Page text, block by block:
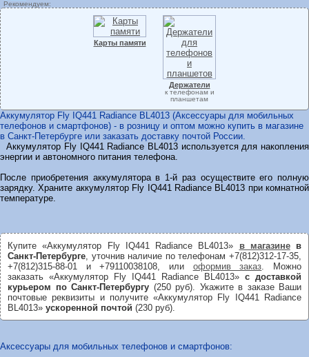
Рекомендуем:
Карты памяти
Держатели
к телефонам и
планшетам
Аккумулятор Fly IQ441 Radiance BL4013 (Аксессуары для мобильных
телефонов и смартфонов) - в розницу и оптом можно купить в магазине
в Санкт-Петербурге или заказать доставку почтой России.
Аккумулятор Fly IQ441 Radiance BL4013 используется для накопления
энергии и автономного питания телефона.
После приобретения аккумулятора в 1-й раз осуществите его полную
зарядку. Храните аккумулятор Fly IQ441 Radiance BL4013 при комнатной
температуре.
Купите «Аккумулятор Fly IQ441 Radiance BL4013» в магазинев
Санкт-Петербурге , уточнив наличие по телефонам +7(812)312-17-35,
+7(812)315-88-01 и +79110038108, или оформив заказ . Можно
заказать «Аккумулятор Fly IQ441 Radiance BL4013» с доставкой
курьером по Санкт-Петербургу (250 руб). Укажите в заказе Ваши
почтовые реквизиты и получите «Аккумулятор Fly IQ441 Radiance
BL4013» ускоренной почтой (230 руб).
Аксессуары для мобильных телефонов и смартфонов: